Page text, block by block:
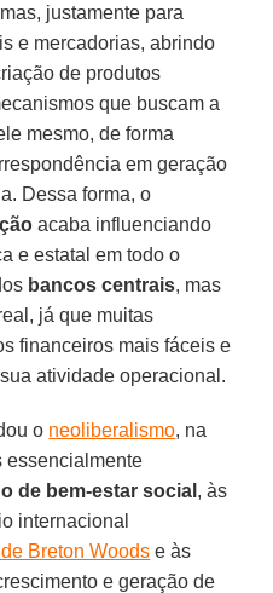
justamente para
e mercadorias, abrindo
de produtos
que buscam a
mesmo, de forma
em geração
Dessa forma, o
acaba influenciando
e estatal em todo o
bancos centrais, mas
já que muitas
financeiros mais fáceis e
atividade operacional.
o neoliberalismo, na
essencialmente
de bem-estar social , às
internacional
Breton Woods e às
e geração de